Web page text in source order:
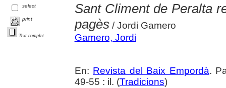
select
print
Text complet
Sant Climent de Peralta
pagès/ Jordi Gamero
Gamero, Jordi
En: Revista del Baix Empordà.
49-55 : il. (Tradicions)